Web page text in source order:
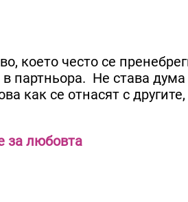
което често се
партньора. Не става
как се отнасят с другите,
за любовта